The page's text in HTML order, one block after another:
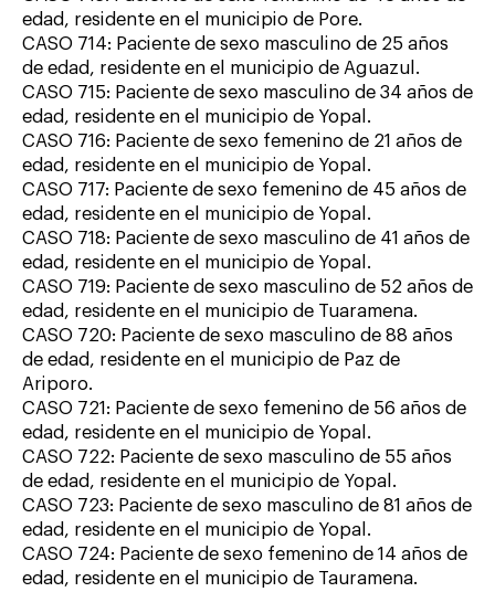
edad, residente en el municipio de Pore.
CASO 714: Paciente de sexo masculino de 25 años
de edad, residente en el municipio de Aguazul.
CASO 715: Paciente de sexo masculino de 34 años de
edad, residente en el municipio de Yopal.
CASO 716: Paciente de sexo femenino de 21 años de
edad, residente en el municipio de Yopal.
CASO 717: Paciente de sexo femenino de 45 años de
edad, residente en el municipio de Yopal.
CASO 718: Paciente de sexo masculino de 41 años de
edad, residente en el municipio de Yopal.
CASO 719: Paciente de sexo masculino de 52 años de
edad, residente en el municipio de Tuaramena.
CASO 720: Paciente de sexo masculino de 88 años
de edad, residente en el municipio de Paz de
Ariporo.
CASO 721: Paciente de sexo femenino de 56 años de
edad, residente en el municipio de Yopal.
CASO 722: Paciente de sexo masculino de 55 años
de edad, residente en el municipio de Yopal.
CASO 723: Paciente de sexo masculino de 81 años de
edad, residente en el municipio de Yopal.
CASO 724: Paciente de sexo femenino de 14 años de
edad, residente en el municipio de Tauramena.